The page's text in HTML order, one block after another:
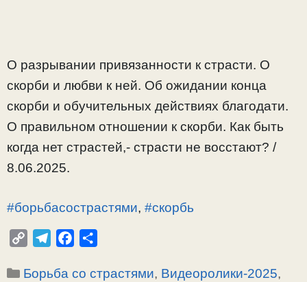
О разрывании привязанности к страсти. О
скорби и любви к ней. Об ожидании конца
скорби и обучительных действиях благодати.
О правильном отношении к скорби. Как быть
когда нет страстей,- страсти не восстают? /
8.06.2025.
#борьбасострастями, #скорбь
p
l
c
п
Рубрики
Борьба со страстями, Видеоролики-2025,